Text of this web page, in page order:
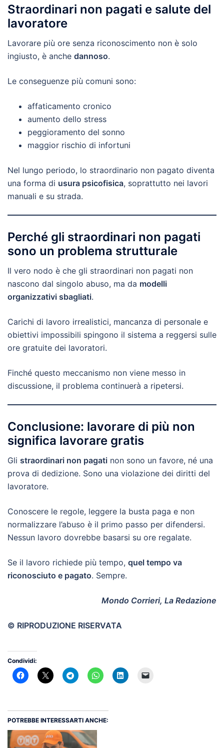
Straordinari non pagati e salute del
lavoratore
Lavorare più ore senza riconoscimento non è solo
ingiusto, è anche dannoso.
Le conseguenze più comuni sono:
affaticamento cronico
aumento dello stress
peggioramento del sonno
maggior rischio di infortuni
Nel lungo periodo, lo straordinario non pagato diventa
una forma di usura psicofisica, soprattutto nei lavori
manuali e su strada.
Perché gli straordinari non pagati
sono un problema strutturale
Il vero nodo è che gli straordinari non pagati non
nascono dal singolo abuso, ma da modelli
organizzativi sbagliati.
Carichi di lavoro irrealistici, mancanza di personale e
obiettivi impossibili spingono il sistema a reggersi sulle
ore gratuite dei lavoratori.
Finché questo meccanismo non viene messo in
discussione, il problema continuerà a ripetersi.
Conclusione: lavorare di più non
significa lavorare gratis
Gli straordinari non pagati non sono un favore, né una
prova di dedizione. Sono una violazione dei diritti del
lavoratore.
Conoscere le regole, leggere la busta paga e non
normalizzare l’abuso è il primo passo per difendersi.
Nessun lavoro dovrebbe basarsi su ore regalate.
Se il lavoro richiede più tempo, quel tempo va
riconosciuto e pagato. Sempre.
Mondo Corrieri, La Redazione
© RIPRODUZIONE RISERVATA
Condividi:
POTREBBE INTERESSARTI ANCHE: